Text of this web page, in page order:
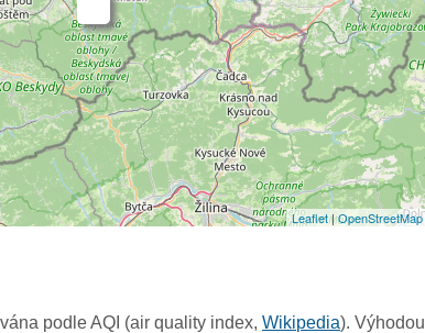
Leaflet|OpenStreetMap
podle AQI (air quality index,Wikipedia). Výhodou